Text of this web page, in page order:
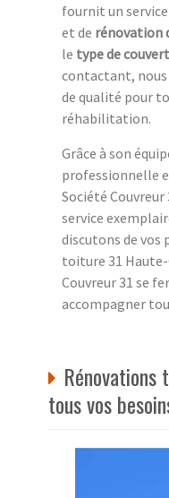
fournit un service
et de rénovation
le type de
contactant, nous
de qualité pour
réhabilitation.
Grâce à son
professionnelle
Société
service
discutons de vos
toiture 31 Haute-
Couvreur 31 se
accompagner
tous vos